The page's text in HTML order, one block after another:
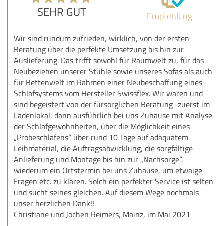
SEHR GUT Empfehlung
Wir sind rundum zufrieden, wirklich, von der ersten
Beratung über die perfekte Umsetzung bis hin zur
Auslieferung. Das trifft sowohl für Raumwelt zu, für das
Neubeziehen unserer Stühle sowie unseres Sofas als auch
für Bettenwelt im Rahmen einer Neubeschaffung eines
Schlafsystems vom Hersteller Swissflex. Wir waren und
sind begeistert von der fürsorglichen Beratung -zuerst im
Ladenlokal, dann ausführlich bei uns Zuhause mit Analyse
der Schlafgewohnheiten, über die Möglichkeit eines
„Probeschlafens“ über rund 10 Tage auf adäquatem
Leihmaterial, die Auftragsabwicklung, die sorgfältige
Anlieferung und Montage bis hin zur „Nachsorge“,
wiederum ein Ortstermin bei uns Zuhause, um etwaige
Fragen etc. zu klären. Solch ein perfekter Service ist selten
und sucht seines gleichen. Auf diesem Wege nochmals
unser herzlichen Dank!!
Christiane und Jochen Reimers, Mainz, im Mai 2021